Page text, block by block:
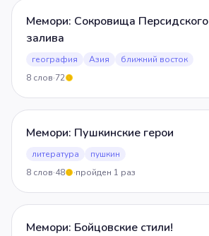
Мемори: Сокровища Персидского
залива
география Азия
ближний восток
8 слов·72
Мемори: Пушкинские герои
литература
пушкин
8 слов·48 ·пройден 1 раз
Мемори: Бойцовские стили!